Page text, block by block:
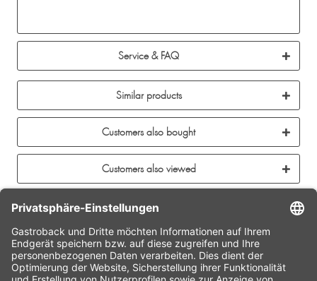
Service & FAQ
Similar products
Customers also bought
Customers also viewed
CONTACT
SERVICE HOTLINE